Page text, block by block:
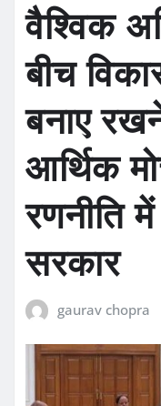
वैश्विक
बीच
बनाए
आर्थिक
रणनीति
सरकार
gaurav chopra